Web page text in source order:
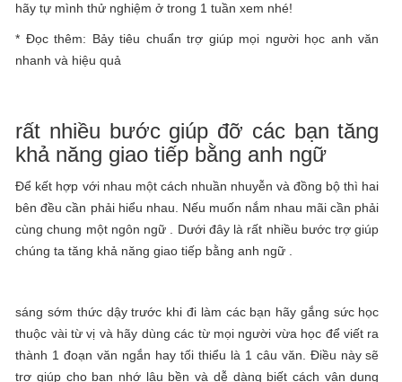
hãy tự mình thử nghiệm ở trong 1 tuần xem nhé!
* Đọc thêm: Bảy tiêu chuẩn trợ giúp mọi người học anh văn
nhanh và hiệu quả
rất nhiều bước giúp đỡ các bạn tăng
khả năng giao tiếp bằng anh ngữ
Để kết hợp với nhau một cách nhuần nhuyễn và đồng bộ thì hai
bên đều cần phải hiểu nhau. Nếu muốn nắm nhau mãi cần phải
cùng chung một ngôn ngữ . Dưới đây là rất nhiều bước trợ giúp
chúng ta tăng khả năng giao tiếp bằng anh ngữ .
sáng sớm thức dậy trước khi đi làm các bạn hãy gắng sức học
thuộc vài từ vị và hãy dùng các từ mọi người vừa học để viết ra
thành 1 đoạn văn ngắn hay tối thiểu là 1 câu văn. Điều này sẽ
trợ giúp cho bạn nhớ lâu bền và dễ dàng biết cách vận dụng